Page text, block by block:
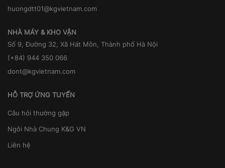
huongdtt01@kgvietnam.com
NHÀ MÁY & KHO VẬN
Số 9, Đường 32, Xã Hát Môn, Thành phố Hà Nội
(+84) 944 350 066
dont@kgvietnam.com
HỖ TRỢ ỨNG TUYỂN
Câu hỏi thường gặp
Ngôi Nhà Chung K&G VN
Liên hệ